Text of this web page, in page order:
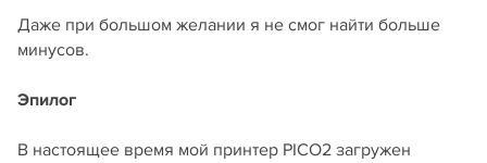
Даже при большом желании я не смог найти больше
минусов.
Эпилог
В настоящее время мой принтер PICO2 загружен